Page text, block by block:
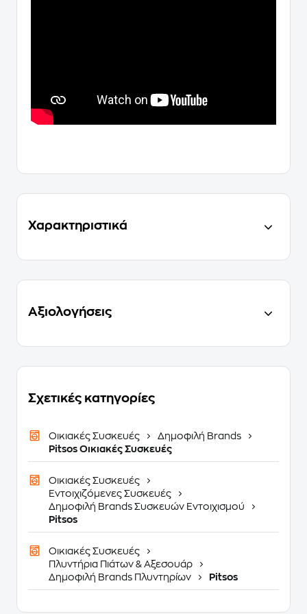
Χαρακτηριστικά
Αξιολογήσεις
Σχετικές κατηγορίες
Οικιακές Συσκευές
Δημοφιλή Brands
Pitsos Οικιακές Συσκευές
Οικιακές Συσκευές
Εντοιχιζόμενες Συσκευές
Δημοφιλή Brands Συσκευών Εντοιχισμού
Pitsos
Οικιακές Συσκευές
Πλυντήρια Πιάτων & Αξεσουάρ
Δημοφιλή Brands Πλυντηρίων
Pitsos